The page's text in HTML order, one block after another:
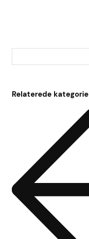
Relaterede